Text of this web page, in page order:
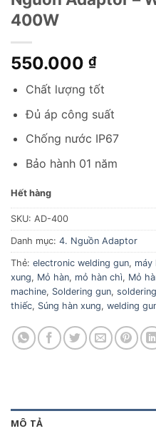
400W
550.000 ₫
Chất lượng tốt
Đủ áp công suất
Chống nước IP67
Bảo hành 01 năm
Hết hàng
SKU: AD-400
Danh mục: 4. Nguồn Adaptor
Thẻ: electronic welding gun, máy
xung, Mỏ hàn, mỏ hàn chì, Mỏ
machine, Soldering gun,
thiếc, Súng hàn xung, welding
MÔ TẢ